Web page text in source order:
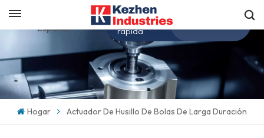
Español
English
Obtenga una cotización
rápida
Hogar Actuador De Husillo De Bolas De Larga Duración